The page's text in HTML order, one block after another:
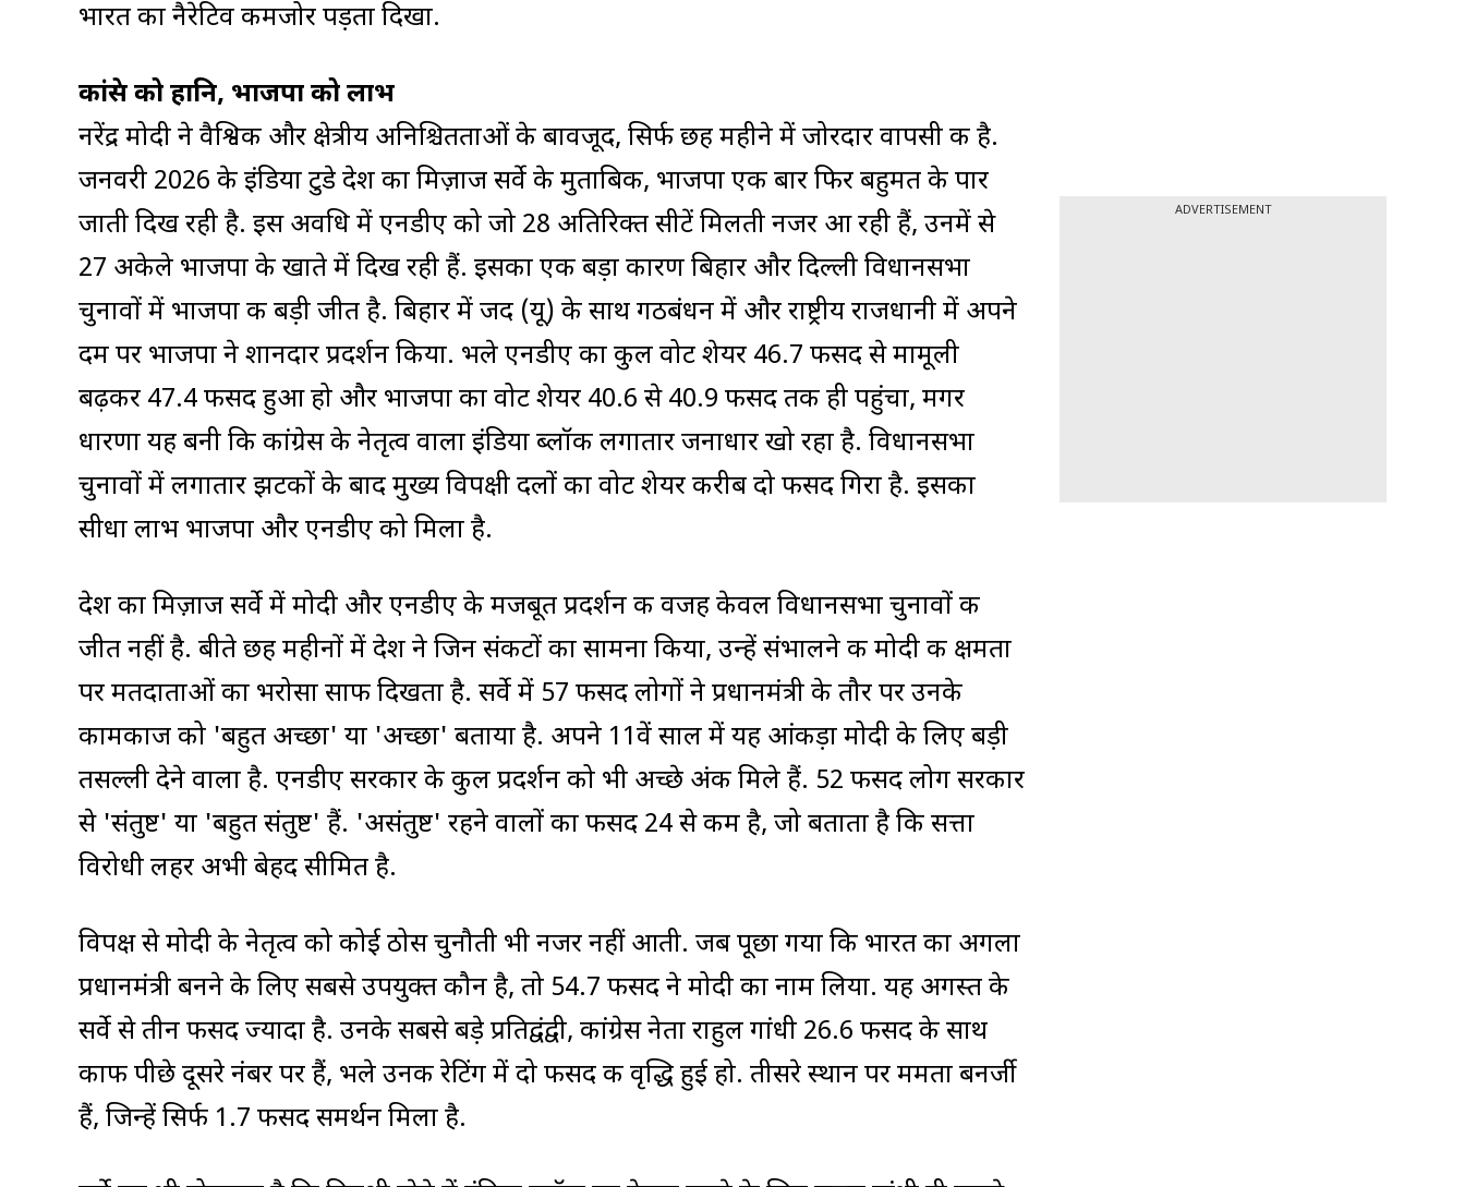
भारत का नैरेटिव कमजोर पड़ता दिखा.
कांग्रेस को हानि, भाजपा को लाभ
नरेंद्र मोदी ने वैश्विक और क्षेत्रीय अनिश्चितताओं के बावजूद, सिर्फ छह महीने में जोरदार वापसी की है.
जनवरी 2026 के इंडिया टुडे देश का मिज़ाज सर्वे के मुताबिक, भाजपा एक बार फिर बहुमत के पार
जाती दिख रही है. इस अवधि में एनडीए को जो 28 अतिरिक्त सीटें मिलती नजर आ रही हैं, उनमें से
27 अकेले भाजपा के खाते में दिख रही हैं. इसका एक बड़ा कारण बिहार और दिल्ली विधानसभा
चुनावों में भाजपा की बड़ी जीत है. बिहार में जद (यू) के साथ गठबंधन में और राष्ट्रीय राजधानी में अपने
दम पर भाजपा ने शानदार प्रदर्शन किया. भले एनडीए का कुल वोट शेयर 46.7 फीसद से मामूली
बढ़कर 47.4 फीसद हुआ हो और भाजपा का वोट शेयर 40.6 से 40.9 फीसद तक ही पहुंचा, मगर
धारणा यह बनी कि कांग्रेस के नेतृत्व वाला इंडिया ब्लॉक लगातार जनाधार खो रहा है. विधानसभा
चुनावों में लगातार झटकों के बाद मुख्य विपक्षी दलों का वोट शेयर करीब दो फीसद गिरा है. इसका
सीधा लाभ भाजपा और एनडीए को मिला है.
देश का मिज़ाज सर्वे में मोदी और एनडीए के मजबूत प्रदर्शन की वजह केवल विधानसभा चुनावों की
जीत नहीं है. बीते छह महीनों में देश ने जिन संकटों का सामना किया, उन्हें संभालने की मोदी की क्षमता
पर मतदाताओं का भरोसा साफ दिखता है. सर्वे में 57 फीसद लोगों ने प्रधानमंत्री के तौर पर उनके
कामकाज को 'बहुत अच्छा' या 'अच्छा' बताया है. अपने 11वें साल में यह आंकड़ा मोदी के लिए बड़ी
तसल्ली देने वाला है. एनडीए सरकार के कुल प्रदर्शन को भी अच्छे अंक मिले हैं. 52 फीसद लोग सरकार
से 'संतुष्ट' या 'बहुत संतुष्ट' हैं. 'असंतुष्ट' रहने वालों का फीसद 24 से कम है, जो बताता है कि सत्ता
विरोधी लहर अभी बेहद सीमित है.
विपक्ष से मोदी के नेतृत्व को कोई ठोस चुनौती भी नजर नहीं आती. जब पूछा गया कि भारत का अगला
प्रधानमंत्री बनने के लिए सबसे उपयुक्त कौन है, तो 54.7 फीसद ने मोदी का नाम लिया. यह अगस्त के
सर्वे से तीन फीसद ज्यादा है. उनके सबसे बड़े प्रतिद्वंद्वी, कांग्रेस नेता राहुल गांधी 26.6 फीसद के साथ
काफी पीछे दूसरे नंबर पर हैं, भले उनकी रेटिंग में दो फीसद की वृद्धि हुई हो. तीसरे स्थान पर ममता बनर्जी
हैं, जिन्हें सिर्फ 1.7 फीसद समर्थन मिला है.
ADVERTISEMENT